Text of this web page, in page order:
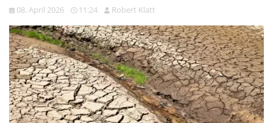
08. April 2026 11:24 Robert Klatt